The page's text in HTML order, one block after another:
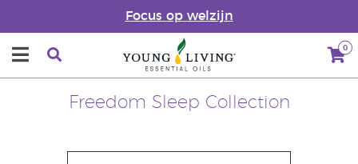
Focus op welzijn
0
Freedom Sleep Collection